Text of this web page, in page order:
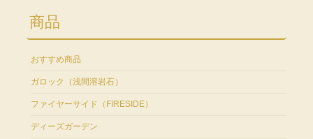
商品
おすすめ商品
ガロック（浅間溶岩石）
ファイヤーサイド（FIRESIDE）
ディーズガーデン